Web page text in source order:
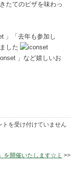
たてのピザを味わっ
」
「去年も参加し
した
」など嬉しいお
トを受け付けていません
を開催いたします☆ミ >>